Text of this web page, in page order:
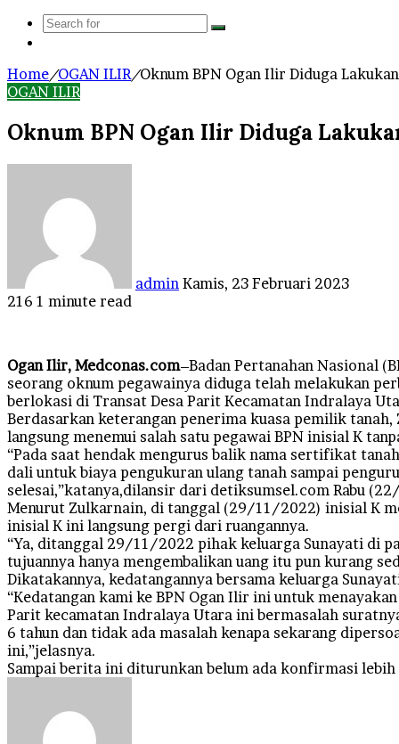
Search
Home/OGAN ILIR/Oknum BPN Ogan Ilir Diduga
OGAN ILIR
Oknum BPN Ogan Ilir Diduga
admin Kamis, 23 Februari 2023
216 1 minute read
Ogan Ilir, Medconas.com–Badan Pertanahan Nasional
seorang oknum pegawainya diduga telah melakukan
berlokasi di Transat Desa Parit Kecamatan Indralaya
Berdasarkan keterangan penerima kuasa pemilik
langsung menemui salah satu pegawai BPN inisial K
“Pada saat hendak mengurus balik nama sertifikat
dali untuk biaya pengukuran ulang tanah sampai
selesai,”katanya,dilansir dari detiksumsel.com Rabu
Menurut Zulkarnain, di tanggal (29/11/2022) inisial K
inisial K ini langsung pergi dari ruangannya.
“Ya, ditanggal 29/11/2022 pihak keluarga Sunayati di
tujuannya hanya mengembalikan uang itu pun kurang
Dikatakannya, kedatangannya bersama keluarga
“Kedatangan kami ke BPN Ogan Ilir ini untuk
Parit kecamatan Indralaya Utara ini bermasalah
6 tahun dan tidak ada masalah kenapa sekarang
ini,”jelasnya.
Sampai berita ini diturunkan belum ada konfirmasi